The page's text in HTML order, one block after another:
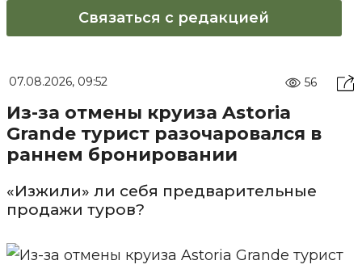
Связаться с редакцией
07.08.2026, 09:52 56
Из-за отмены круиза Astoria
Grande турист разочаровался в
раннем бронировании
«Изжили» ли себя предварительные
продажи туров?